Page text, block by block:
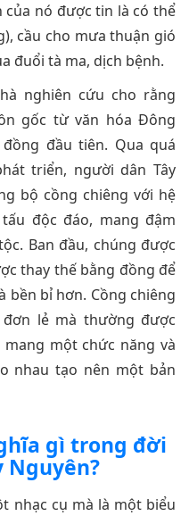
của nó được tin là có thể
cầu cho mưa thuận gió
đuổi tà ma, dịch bệnh.
nghiên cứu cho rằng
gốc từ văn hóa Đông
đầu tiên. Qua quá
triển, người dân Tây
bộ cồng chiêng với hệ
độc đáo, mang đậm
Ban đầu, chúng được
thay thế bằng đồng để
bền bỉ hơn. Cồng chiêng
lẻ mà thường được
một chức năng và
nhau tạo nên một bản
gì trong đời
Nguyên?
nhạc cụ mà là một biểu